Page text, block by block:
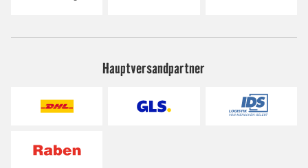
Hauptversandpartner